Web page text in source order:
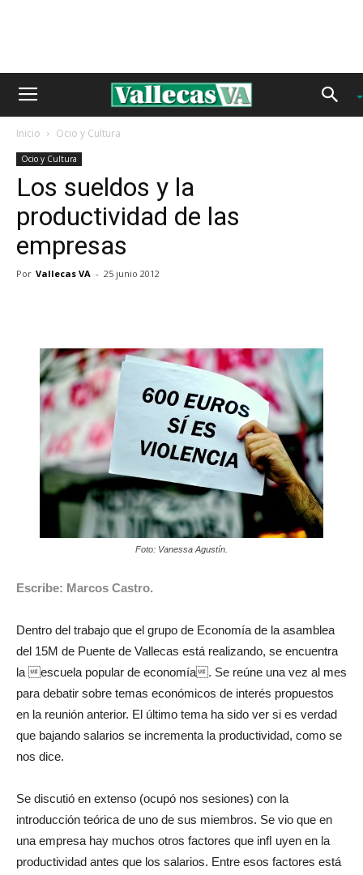
Inicio Ocio y Cultura
Ocio y Cultura
Los sueldos y la
productividad de las
empresas
Por Vallecas VA - 25 junio 2012
Foto: Vanessa Agustín.
Escribe: Marcos Castro.
Dentro del trabajo que el grupo de Economía de la asamblea
del 15M de Puente de Vallecas está realizando, se encuentra
la escuela popular de economía. Se reúne una vez al mes
para debatir sobre temas económicos de interés propuestos
en la reunión anterior. El último tema ha sido ver si es verdad
que bajando salarios se incrementa la productividad, como se
nos dice.
Se discutió en extenso (ocupó nos sesiones) con la
introducción teórica de uno de sus miembros. Se vio que en
una empresa hay muchos otros factores que inﬂ uyen en la
productividad antes que los salarios. Entre esos factores está